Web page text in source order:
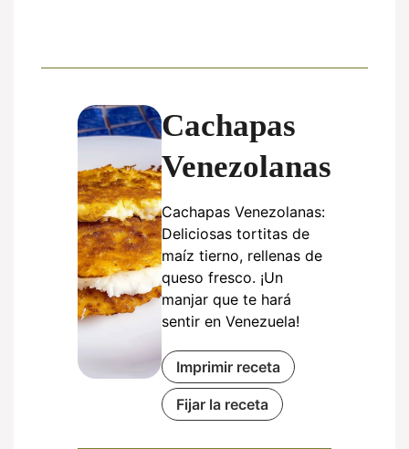
Cachapas
Venezolanas
Cachapas Venezolanas:
Deliciosas tortitas de
maíz tierno, rellenas de
queso fresco. ¡Un
manjar que te hará
sentir en Venezuela!
Imprimir receta
Fijar la receta